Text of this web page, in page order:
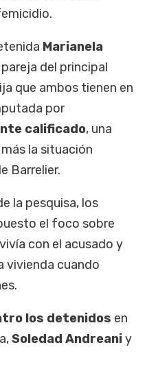
Marianela
del principal
que ambos tienen en
por
calificado, una
la situación
Barrelier.
la pesquisa, los
el foco sobre
con el acusado y
vivienda cuando
los detenidos en
Soledad Andreaniy